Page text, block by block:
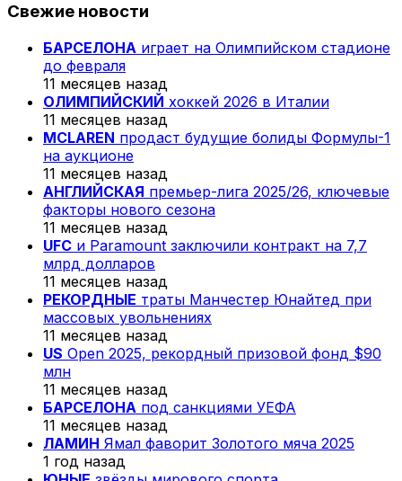
Свежие новости
БАРСЕЛОНА играет на Олимпийском стадионе
до февраля
11 месяцев назад
ОЛИМПИЙСКИЙ хоккей 2026 в Италии
11 месяцев назад
MCLAREN продаст будущие болиды Формулы-1
на аукционе
11 месяцев назад
АНГЛИЙСКАЯ премьер-лига 2025/26, ключевые
факторы нового сезона
11 месяцев назад
UFC и Paramount заключили контракт на 7,7
млрд долларов
11 месяцев назад
РЕКОРДНЫЕ траты Манчестер Юнайтед при
массовых увольнениях
11 месяцев назад
US Open 2025, рекордный призовой фонд $90
млн
11 месяцев назад
БАРСЕЛОНА под санкциями УЕФА
11 месяцев назад
ЛАМИН Ямал фаворит Золотого мяча 2025
1 год назад